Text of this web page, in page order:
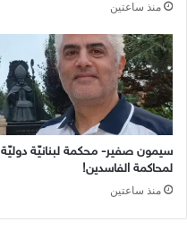
منذ ساعتين
سيمون صفير- محكمة لبنانيّة دوليّة
لمحاكمة الفاسدين!
منذ ساعتين